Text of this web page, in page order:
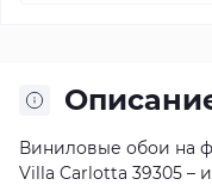
Виниловые обои на
Villa Carlotta 39305 –